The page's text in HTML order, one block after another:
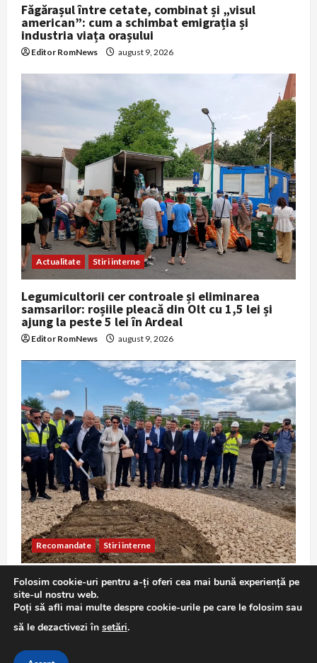
Făgărașul între cetate, combinat și „visul
american”: cum a schimbat emigrația și
industria viața orașului
Editor RomNews august 9, 2026
Actualitate Stiri interne
Legumicultorii cer controale și eliminarea
samsarilor: roșiile pleacă din Olt cu 1,5 lei și
ajung la peste 5 lei în Ardeal
Editor RomNews august 9, 2026
Recomandate Stiri interne
Centura Metropolitană Cluj: 9 ani de întârzieri,
licitații ratate și un contract reziliat înainte de
relansare
Editor RomNews august 9, 2026
Folosim cookie-uri pentru a-ți oferi cea mai bună experiență pe
site-ul nostru web.
Poți să afli mai multe despre cookie-urile pe care le folosim sau
să le dezactivezi în setări.